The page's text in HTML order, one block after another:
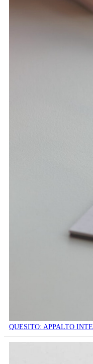
QUESITO: APPALTO